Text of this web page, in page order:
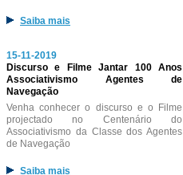
Saiba mais
15-11-2019
Discurso e Filme Jantar 100 Anos
Associativismo Agentes de
Navegação
Venha conhecer o discurso e o Filme
projectado no Centenário do
Associativismo da Classe dos Agentes
de Navegação
Saiba mais